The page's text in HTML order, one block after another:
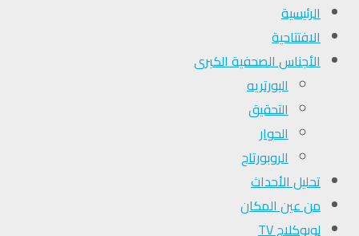
الرئيسية
الافتتاحية
الأجناس الصحفية الكبرى
البورتريه
التحقیق
الحوار
الروبورتاج
تحلیل الأحداث
من عين المكان
لوبوكلاج TV